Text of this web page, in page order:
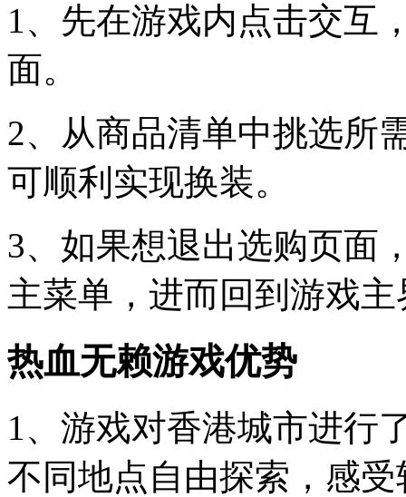
1、先在游戏内点击交互
面。
2、从商品清单中挑选所
可顺利实现换装。
3、如果想退出选购页面
主菜单，进而回到游戏
热血无赖游戏优势
1、游戏对香港城市进行
不同地点自由探索，感